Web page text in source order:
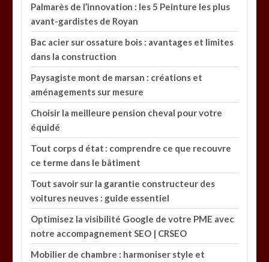
Palmarès de l’innovation : les 5 Peinture les plus
avant-gardistes de Royan
Bac acier sur ossature bois : avantages et limites
dans la construction
Paysagiste mont de marsan : créations et
aménagements sur mesure
Choisir la meilleure pension cheval pour votre
équidé
Tout corps d état : comprendre ce que recouvre
ce terme dans le bâtiment
Tout savoir sur la garantie constructeur des
voitures neuves : guide essentiel
Optimisez la visibilité Google de votre PME avec
notre accompagnement SEO | CRSEO
Mobilier de chambre : harmoniser style et